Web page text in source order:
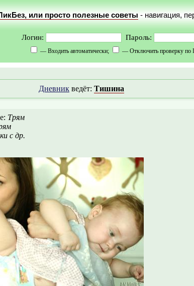
или просто полезные советы - навигация,
Логин: Пароль:
— Входить автоматически; — Отключить проверку по
Дневник ведёт: Тишина
Трям
с др.